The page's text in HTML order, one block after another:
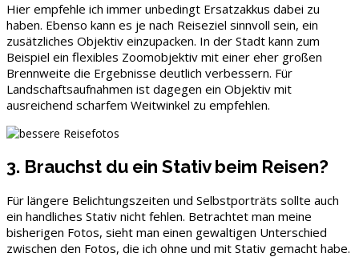
Hier empfehle ich immer unbedingt Ersatzakkus dabei zu
haben. Ebenso kann es je nach Reiseziel sinnvoll sein, ein
zusätzliches Objektiv einzupacken. In der Stadt kann zum
Beispiel ein flexibles Zoomobjektiv mit einer eher großen
Brennweite die Ergebnisse deutlich verbessern. Für
Landschaftsaufnahmen ist dagegen ein Objektiv mit
ausreichend scharfem Weitwinkel zu empfehlen.
3. Brauchst du ein Stativ beim Reisen?
Für längere Belichtungszeiten und Selbstporträts sollte auch
ein handliches Stativ nicht fehlen. Betrachtet man meine
bisherigen Fotos, sieht man einen gewaltigen Unterschied
zwischen den Fotos, die ich ohne und mit Stativ gemacht habe.